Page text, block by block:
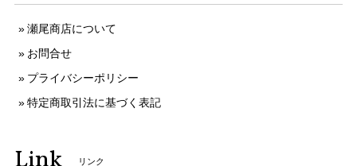
瀬尾商店について
お問合せ
プライバシーポリシー
特定商取引法に基づく表記
リンク